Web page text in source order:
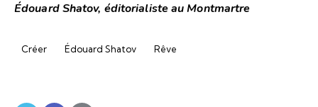
Édouard Shatov, éditorialiste au Montmartre
Créer Édouard Shatov Rêve